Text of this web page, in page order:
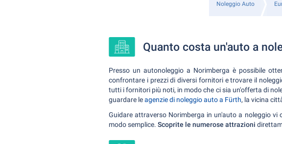
Noleggio Auto
Quanto costa un'auto a
Presso un autonoleggio a Norimberga è possibile
confrontare i prezzi di diversi fornitori e trovare il
tutti i fornitori più noti, in modo che ci sia un'offerta di
guardare leagenzie di noleggio auto a Fürth, la vicina
Guidare attraverso Norimberga in un'auto a noleggio
modo semplice. Scoprite le numerose attrazioni